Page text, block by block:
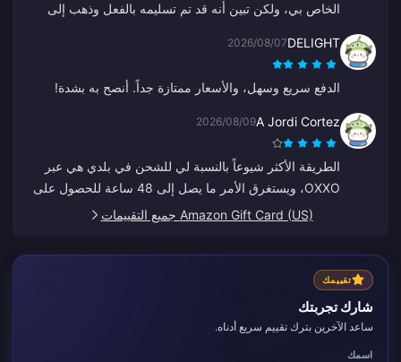
الخاص بي، ولكن تبين أنه قد تم تسليمه بالفعل وذهب إلى
حل المشكلة بتوجيه من Anna.
DELIGHT
2026/08/07
الدفع سريع وسهل، والأسعار ممتازة جداً. أنصح به بشدة!
A Jordi Cortez
2026/08/09
الطريقة الأكثر شيوعاً بالنسبة لي للشحن في بلدي هي عبر
OXXO، ويستغرق الأمر ما يصل إلى 48 ساعة للحصول على
الجواهر الخاصة بي.
Amazon Gift Card (US) جميع التقييمات
تقييمك
شارك تجربتك
ساعد الآخرين بترك تقييم سريع أدناه.
اسمك